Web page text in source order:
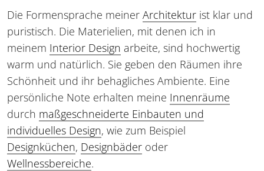
Die Formensprache meiner Architektur ist klar und
puristisch. Die Materielien, mit denen ich in
meinem Interior Design arbeite, sind hochwertig
warm und natürlich. Sie geben den Räumen ihre
Schönheit und ihr behagliches Ambiente. Eine
persönliche Note erhalten meine Innenräume
durch maßgeschneiderte Einbauten und
individuelles Design, wie zum Beispiel
Designküchen, Designbäder oder
Wellnessbereiche.